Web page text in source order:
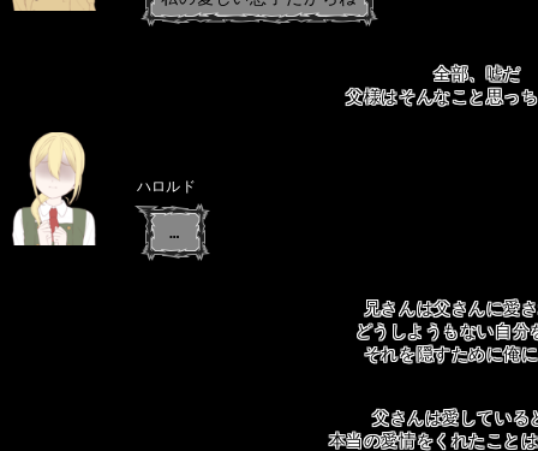
全部、嘘だ
父様はそんなこと思っ
ハロルド
…
兄さんは父さんに愛
どうしようもない自分
それを隠すために俺
父さんは愛している
本当の愛情をくれたこと